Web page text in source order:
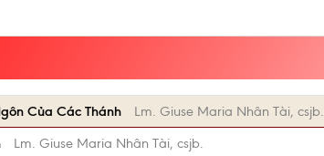
Của Các Thánh
Lm. Giuse Maria Nhân Tài, csjb.
Lm. Giuse Maria Nhân Tài, csjb.